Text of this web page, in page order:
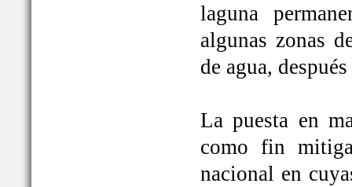
laguna
algunas zonas
de agua,
La puesta en
como fin
nacional en